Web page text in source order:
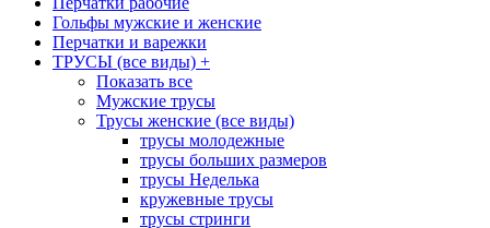
Гольфы мужские и женские
Перчатки и варежки
ТРУСЫ (все виды) +
Показать все
Мужские трусы
Трусы женские (все виды)
трусы молодежные
трусы больших размеров
трусы Неделька
кружевные трусы
трусы стринги